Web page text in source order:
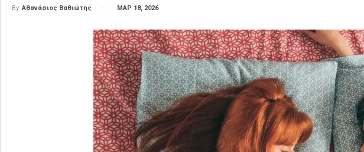
By Αθανάσιος Βαθιώτης ΜΑΡ 18, 2026